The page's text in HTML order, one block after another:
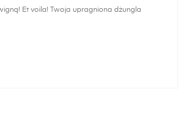
Et voila! Twoja upragniona dżungla